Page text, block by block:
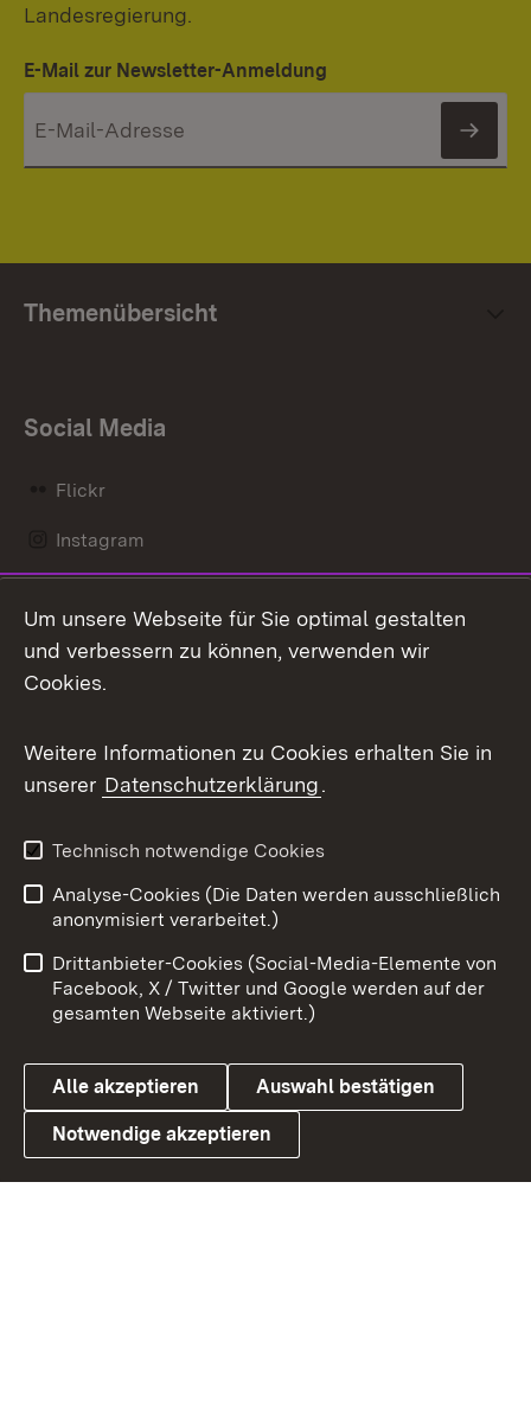
Landesregierung.
E-Mail zur Newsletter-Anmeldung
Themenübersicht
Social Media
Flickr
Instagram
Mastodon
Messenger
Social Wall
X / Twitter
Youtube
Link zum Landesportal
Benutzungshinweise
Barrierefreiheit
Datenschutz
Cookies
Um unsere Webseite für Sie optimal gestalten
und verbessern zu können, verwenden wir
Cookies.
Weitere Informationen zu Cookies erhalten Sie in
unserer Datenschutzerklärung.
Technisch notwendige Cookies
Analyse-Cookies (Die Daten werden ausschließlich
anonymisiert verarbeitet.)
Drittanbieter-Cookies (Social-Media-Elemente von
Facebook, X / Twitter und Google werden auf der
gesamten Webseite aktiviert.)
Alle akzeptieren Auswahl bestätigen
Notwendige akzeptieren